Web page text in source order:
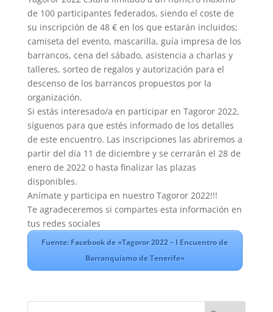
de 100 participantes federados, siendo el coste de
su inscripción de 48 € en los que estarán incluidos;
camiseta del evento, mascarilla, guía impresa de los
barrancos, cena del sábado, asistencia a charlas y
talleres, sorteo de regalos y autorización para el
descenso de los barrancos propuestos por la
organización.
Si estás interesado/a en participar en Tagoror 2022,
síguenos para que estés informado de los detalles
de este encuentro. Las inscripciones las abriremos a
partir del día 11 de diciembre y se cerrarán el 28 de
enero de 2022 o hasta finalizar las plazas
disponibles.
Anímate y participa en nuestro Tagoror 2022!!!
Te agradeceremos si compartes esta información en
tus redes sociales
Fuente: Facebook de «Tagoror 2022 – I Encuentro de
Barranquismo de Tenerife»